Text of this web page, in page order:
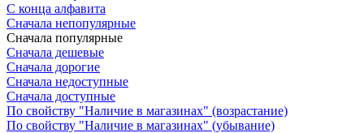
С конца алфавита
Сначала непопулярные
Сначала популярные
Сначала дешевые
Сначала дорогие
Сначала недоступные
Сначала доступные
По свойству "Наличие в магазинах" (возрастание)
По свойству "Наличие в магазинах" (убывание)